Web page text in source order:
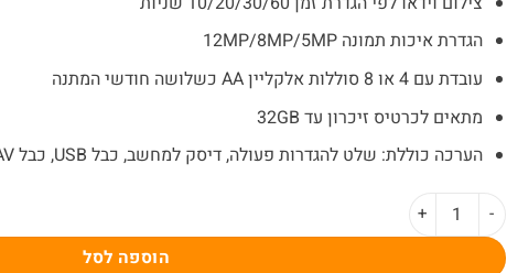
הגדרת איכות תמונה 12MP/8MP/5MP
עובדת עם 4 או 8 סוללות אלקליין AA כשלושה חודשי המתנה
מתאים לכרטיס זיכרון עד 32GB
הערכה כוללת: שלט להגדרות פעולה, דיסק למחשב, כבל USB, כבל AV וחגורת קשירה
כמות של מצלמת שטח לאבטחה מסך 2" לצפייה מיידית S07
הוספה לסל